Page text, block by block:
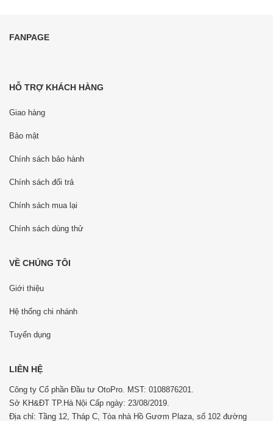
FANPAGE
HỖ TRỢ KHÁCH HÀNG
Giao hàng
Bảo mật
Chính sách bảo hành
Chính sách đổi trả
Chính sách mua lại
Chính sách dùng thử
VỀ CHÚNG TÔI
Giới thiệu
Hệ thống chi nhánh
Tuyển dụng
LIÊN HỆ
Công ty Cổ phần Đầu tư OtoPro. MST: 0108876201.
Sở KH&ĐT TP.Hà Nội Cấp ngày: 23/08/2019.
Địa chỉ: Tầng 12, Tháp C, Tòa nhà Hồ Gươm Plaza, số 102 đường